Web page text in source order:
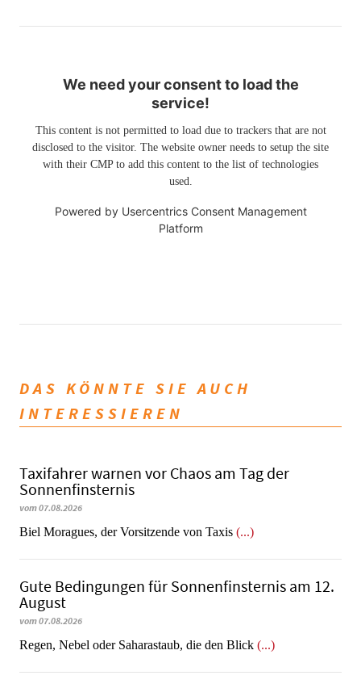
We need your consent to load the
service!
This content is not permitted to load due to trackers that are not
disclosed to the visitor. The website owner needs to setup the site
with their CMP to add this content to the list of technologies
used.
Powered by Usercentrics Consent Management
Platform
DAS KÖNNTE SIE AUCH
INTERESSIEREN
Taxifahrer warnen vor Chaos am Tag der
Sonnenfinsternis
vom 07.08.2026
​​​​​​​Biel Moragues, der Vorsitzende von Taxis (...)
Gute Bedingungen für Sonnenfinsternis am 12.
August
vom 07.08.2026
Regen, Nebel oder Saharastaub, die den Blick (...)